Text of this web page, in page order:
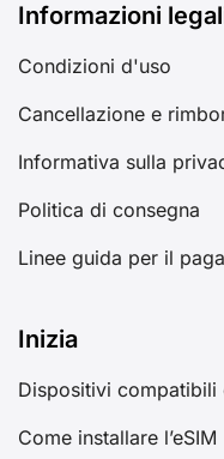
Informazioni
Condizioni d'uso
Cancellazione e
Informativa sulla
Politica di consegna
Linee guida per il
Inizia
Dispositivi compatibili
Come installare l’eSIM